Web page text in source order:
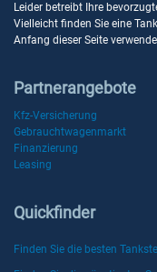
Leider betreibt Ihre
Vielleicht finden Sie eine
Anfang dieser Seite
Partnerangebote
Kfz-Versicherung
Gebrauchtwagenmarkt
Finanzierung
Leasing
Quickfinder
Finden Sie die besten